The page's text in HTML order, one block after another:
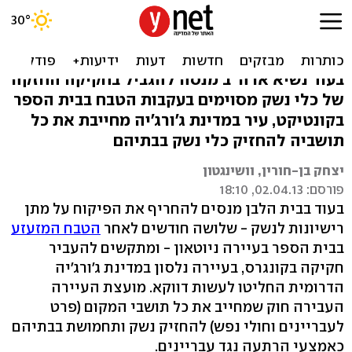
עוברים לגור בעיר נלסון?
חובה עליכם לקנות רובה
בעוד נשיא ארה"ב מנסה להגביל בחקיקה החזקה
של כלי נשק מסוימים בעקבות הטבח בבית הספר
בקונטיקט, עיר במדינת ג'ורג'יה מחייבת את כל
תושביה להחזיק כלי נשק בבתיהם
יצחק בן-חורין, וושינגטון
פורסם: 02.04.13, 18:10
בעוד בבית הלבן מנסים להחריף את הפיקוח על מתן
רישיונות לנשק - שלושה חודשים לאחר הטבח המזעזע
בבית הספר בעיירה ניוטאון - ומתקשים להעביר
חקיקה בקונגרס, בעיירה נלסון במדינת ג'ורג'יה
הדרומית החליטו לעשות דווקא. מועצת העיירה
העבירה חוק שמחייב את כל תושבי המקום (פרט
לעבריינים וחולי נפש) להחזיק נשק ותחמושת בבתיהם
כאמצעי הרתעה נגד עבריינים.